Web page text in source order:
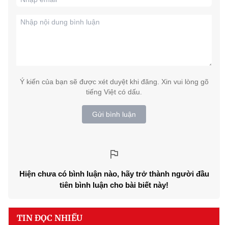
Ý kiến của bạn sẽ được xét duyệt khi đăng. Xin vui lòng gõ
tiếng Việt có dấu.
Gửi bình luận
Hiện chưa có bình luận nào, hãy trở thành người đầu
tiên bình luận cho bài biết này!
TIN ĐỌC NHIỀU